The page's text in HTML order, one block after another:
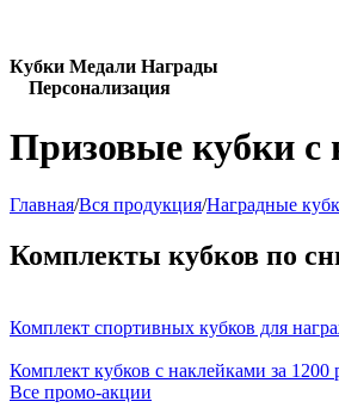
Кубки Медали Награды
Персонализация
Призовые кубки с
Главная/Вся продукция/Наградные
Комплекты кубков по
Комплект спортивных кубков для
Комплект кубков с наклейками за
Все промо-акции